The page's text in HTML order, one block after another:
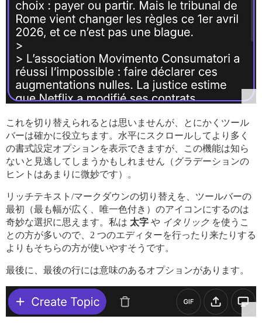
これを切り替えられるとは思いませんが、とにかくツール
バーは確かに役立ちます。水平にスクロールしてより多く
の書式設定オプションを表示できますが、この機能は知ら
ないと見逃してしまうかもしれません（グラデーションの
ヒントはあまりに微妙です）。
リッチテキスト/マークダウンの切り替えを、ツールバーの
最初（最も幅が広く、唯一色付き）のアイコンにするのは
奇妙な選択に思えます。私は 太字 や イタリック を使うこ
との方が多いので、2 つのエディターを行ったり来たりする
よりもそちらの方が使いやすそうです。
最後に、最後の行には意味のあるオプションがあります。